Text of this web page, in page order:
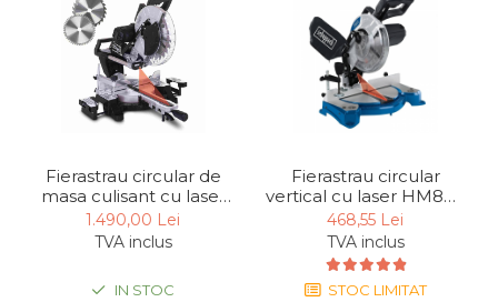
Pistol de Antifonat
pistol pneumatic de insurubat
Capsator pneumatic pentru
Polizoare Pneumatice
Fierastrau circular de
masa culisant cu laser
KZGS305-BE
Scheppach
1.490,00 Lei
TVA inclus
IN STOC
Fierastrau circular
vertical cu laser HM80L
Scheppach
3901105915, 1500 W, 210
mm
468,55 Lei
TVA inclus
STOC LIMITAT